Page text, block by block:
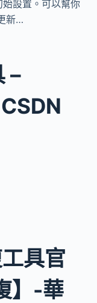
設置。可以幫你
新…
–
具官
】-華